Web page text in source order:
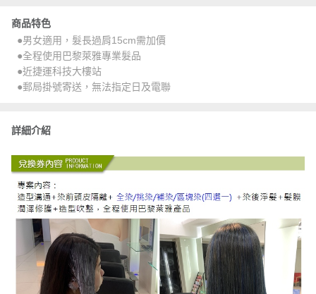
商品特色
●男女適用，髮長過肩15cm需加價
●全程使用巴黎萊雅專業髮品
●近捷運科技大樓站
●郵局掛號寄送，無法指定日及電聯
詳細介紹